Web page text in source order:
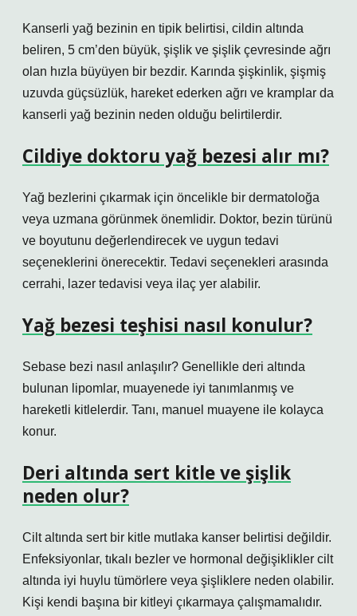
Kanserli yağ bezinin en tipik belirtisi, cildin altında
beliren, 5 cm’den büyük, şişlik ve şişlik çevresinde ağrı
olan hızla büyüyen bir bezdir. Karında şişkinlik, şişmiş
uzuvda güçsüzlük, hareket ederken ağrı ve kramplar da
kanserli yağ bezinin neden olduğu belirtilerdir.
Cildiye doktoru yağ bezesi alır mı?
Yağ bezlerini çıkarmak için öncelikle bir dermatoloğa
veya uzmana görünmek önemlidir. Doktor, bezin türünü
ve boyutunu değerlendirecek ve uygun tedavi
seçeneklerini önerecektir. Tedavi seçenekleri arasında
cerrahi, lazer tedavisi veya ilaç yer alabilir.
Yağ bezesi teşhisi nasıl konulur?
Sebase bezi nasıl anlaşılır? Genellikle deri altında
bulunan lipomlar, muayenede iyi tanımlanmış ve
hareketli kitlelerdir. Tanı, manuel muayene ile kolayca
konur.
Deri altında sert kitle ve şişlik
neden olur?
Cilt altında sert bir kitle mutlaka kanser belirtisi değildir.
Enfeksiyonlar, tıkalı bezler ve hormonal değişiklikler cilt
altında iyi huylu tümörlere veya şişliklere neden olabilir.
Kişi kendi başına bir kitleyi çıkarmaya çalışmamalıdır.